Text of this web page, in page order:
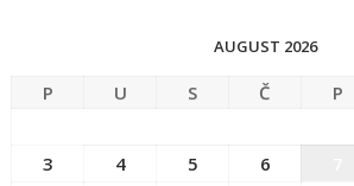
AUGUST 2026
P U S Č P
3
4 5 6